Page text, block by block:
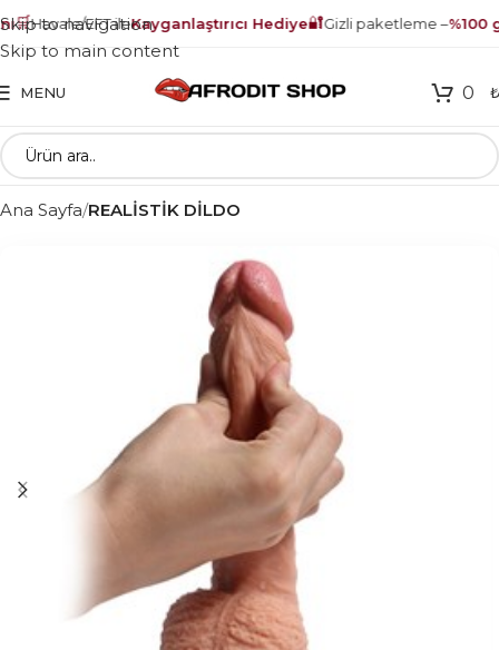
🛒Havale/EFT ileKayganlaştırıcı Hediye🔐Gizli paketleme –%100
Skip to navigation
Skip to main content
MENU 0 ₺
Ana Sayfa REALİSTİK DİLDO